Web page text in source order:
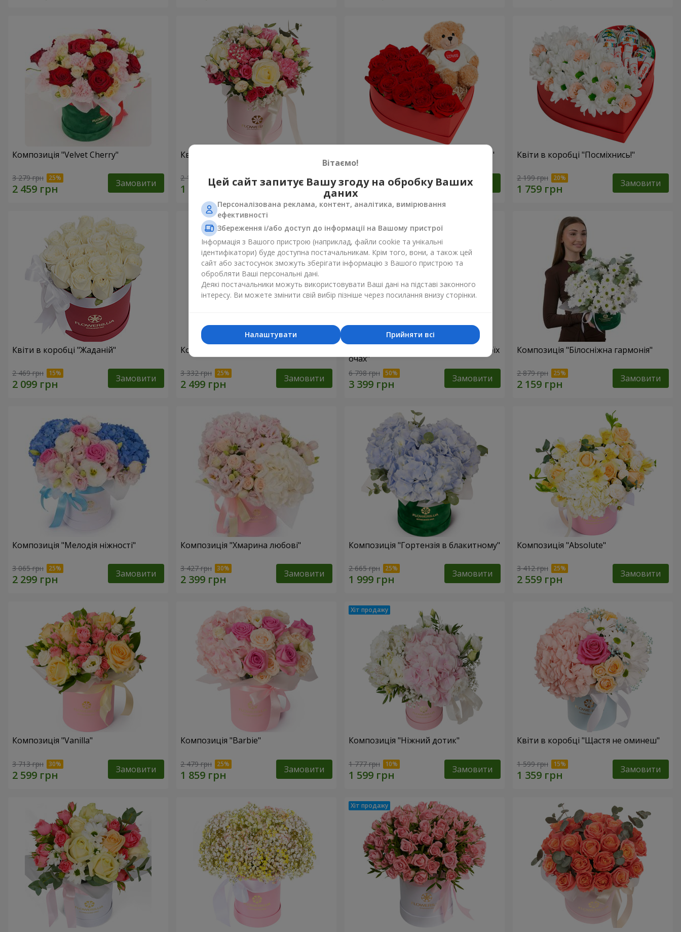
Композиція "Velvet Cherry"
3 279 грн Замовити
Квіти в коробці "Помпадур"
2 199 грн Замовити
Композиція "Зворушливий презент"
2 332 грн Замовити
Квіти в коробці "Посміхнись!"
2 199 грн Замовити
Квіти в коробці "Жаданій"
2 469 грн Замовити
Композиція "Lady in Red"
3 332 грн Замовити
Композиція в коробці "Любов в твоїх
очах"
6 798 грн Замовити
Композиція "Білосніжна гармонія"
2 879 грн Замовити
Композиція "Мелодія ніжності"
3 065 грн Замовити
Композиція "Хмарина любові"
3 427 грн Замовити
Композиція "Гортензія в блакитному"
2 665 грн Замовити
Композиція "Absolute"
3 412 грн Замовити
Композиція "Vanilla"
3 713 грн Замовити
Композиція "Barbie"
2 479 грн Замовити
Композиція "Ніжний дотик"
1 777 грн Замовити
Квіти в коробці "Щастя не оминеш"
1 599 грн Замовити
Вітаємо!
Цей сайт запитує Вашу згоду на обробку Ваших
даних
Персоналізована реклама, контент, аналітика, вимірювання
ефективності
Збереження і/або доступ до інформації на Вашому пристрої
Інформація з Вашого пристрою (наприклад, файли cookie та унікальні
ідентифікатори) буде доступна постачальникам. Крім того, вони, а також цей
сайт або застосунок зможуть зберігати інформацію з Вашого пристрою та
обробляти Ваші персональні дані.
Деякі постачальники можуть використовувати Ваші дані на підставі законного
інтересу. Ви можете змінити свій вибір пізніше через посилання внизу сторінки.
Прийняти всі
Налаштувати